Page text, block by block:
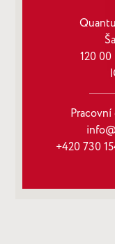
120 00
+420 730